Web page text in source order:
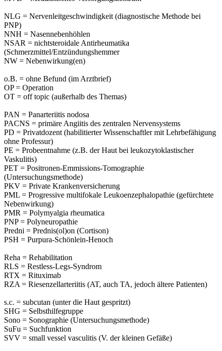
NLG = Nervenleitgeschwindigkeit (diagnostische Methode bei
PNP)
NNH = Nasennebenhöhlen
NSAR = nichtsteroidale Antirheumatika
(Schmerzmittel/Entzündungshemmer
NW = Nebenwirkung(en)
o.B. = ohne Befund (im Arztbrief)
OP = Operation
OT = off topic (außerhalb des Themas)
PAN = Panarteriitis nodosa
PACNS = primäre Angiitis des zentralen Nervensystems
PD = Privatdozent (habilitierter Wissenschaftler mit Lehrbefähigung
ohne Professur)
PE = Probeentnahme (z.B. der Haut bei leukozytoklastischer
Vaskulitis)
PET = Positronen-Emmissions-Tomographie
(Untersuchungsmethode)
PKV = Private Krankenversicherung
PML = Progressive multifokale Leukoenzephalopathie (gefürchtete
Nebenwirkung)
PMR = Polymyalgia rheumatica
PNP = Polyneuropathie
Predni = Prednis(ol)on (Cortison)
PSH = Purpura-Schönlein-Henoch
Reha = Rehabilitation
RLS = Restless-Legs-Syndrom
RTX = Rituximab
RZA = Riesenzellarteriitis (AT, auch TA, jedoch ältere Patienten)
s.c. = subcutan (unter die Haut gespritzt)
SHG = Selbsthilfegruppe
Sono = Sonographie (Untersuchungsmethode)
SuFu = Suchfunktion
SVV = small vessel vasculitis (V. der kleinen Gefäße)